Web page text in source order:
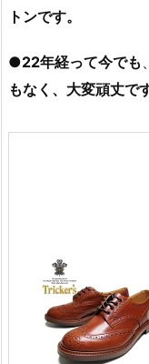
トンです。
●22年経って今でも 、
もなく、大変頑丈で